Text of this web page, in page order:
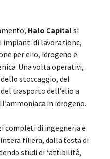
Halo Capitalsi
impianti di lavorazione,
per elio, idrogeno e
Una volta operativi,
stoccaggio, del
trasporto dell’elio a
in idrogeno.
completi di ingegneria e
filiera, dalla testa di
studi di fattibilità,